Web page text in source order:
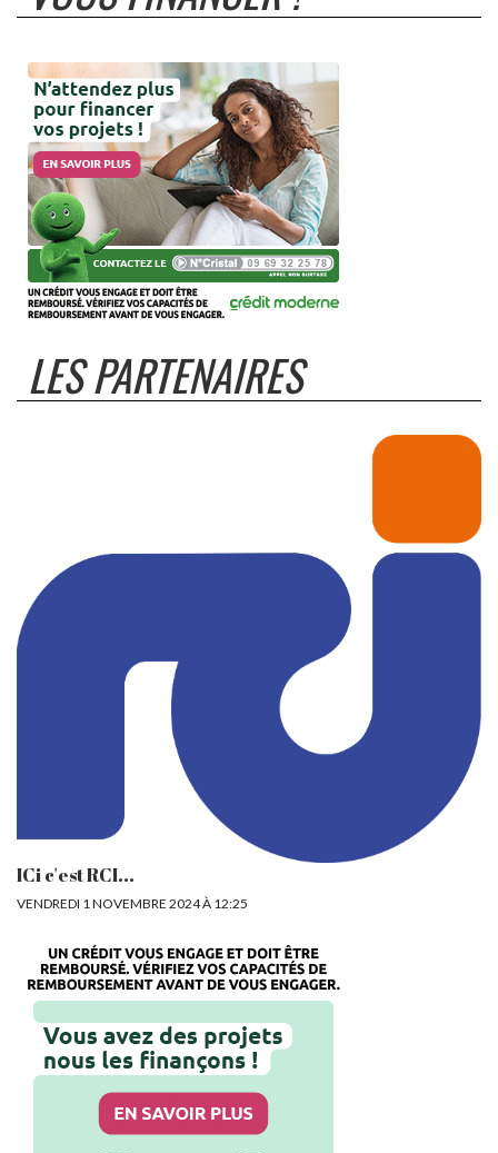
LES PARTENAIRES
ICi c'est RCI...
VENDREDI 1 NOVEMBRE 2024 À 12:25